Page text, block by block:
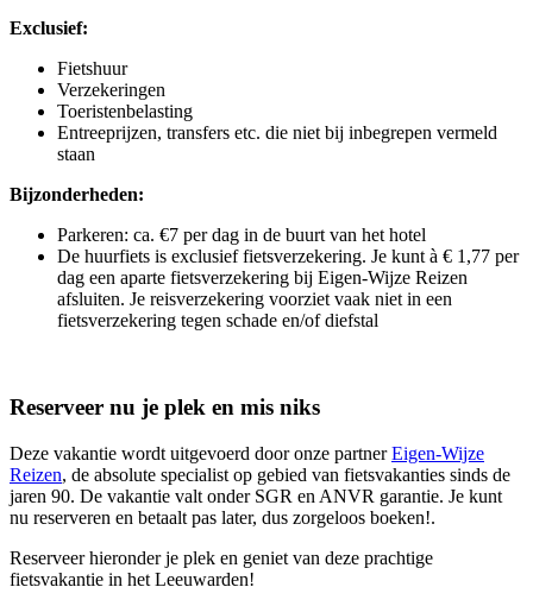
Exclusief:
Fietshuur
Verzekeringen
Toeristenbelasting
Entreeprijzen, transfers etc. die niet bij inbegrepen vermeld
staan
Bijzonderheden:
Parkeren: ca. €7 per dag in de buurt van het hotel
De huurfiets is exclusief fietsverzekering. Je kunt à € 1,77 per
dag een aparte fietsverzekering bij Eigen-Wijze Reizen
afsluiten. Je reisverzekering voorziet vaak niet in een
fietsverzekering tegen schade en/of diefstal
Reserveer nu je plek en mis niks
Deze vakantie wordt uitgevoerd door onze partnerEigen-Wijze
Reizen, de absolute specialist op gebied van fietsvakanties sinds de
jaren 90. De vakantie valt onder SGR en ANVR garantie. Je kunt
nu reserveren en betaalt pas later, dus zorgeloos boeken!.
Reserveer hieronder je plek en geniet van deze prachtige
fietsvakantie in het Leeuwarden!